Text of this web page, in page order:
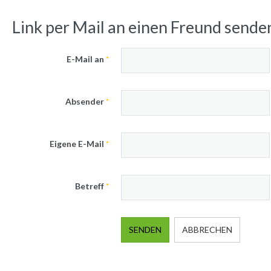
Link per Mail an einen Freund
E-Mail an *
Absender*
Eigene E-Mail *
Betreff*
SENDEN ABBRECHEN